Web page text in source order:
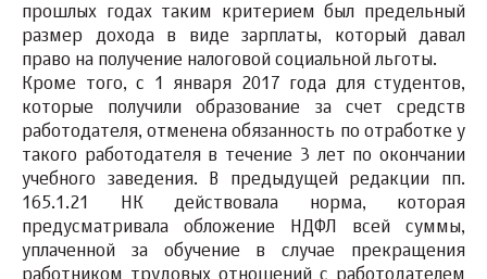
прошлых годах таким критерием был предельный
размер дохода в виде зарплаты, который давал
право на получение налоговой социальной льготы.
Кроме того, с 1 января 2017 года для студентов,
которые получили образование за счет средств
работодателя, отменена обязанность по отработке у
такого работодателя в течение 3 лет по окончании
учебного заведения. В предыдущей редакции пп.
165.1.21 НК действовала норма, которая
предусматривала обложение НДФЛ всей суммы,
уплаченной за обучение в случае прекращения
работником трудовых отношений с работодателем